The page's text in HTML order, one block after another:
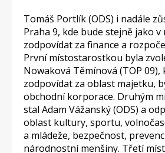
Tomáš Portlík (ODS) i nadále
Praha 9, kde bude stejně jako
zodpovídat za finance a
První místostarostkou byla
Nowaková Těmínová (TOP 09),
zodpovídat za oblast majetku,
obchodní korporace. Druhým
stal Adam Vážanský (ODS) a
oblast kultury, sportu,
a mládeže, bezpečnost,
národnostní menšiny. Třetí